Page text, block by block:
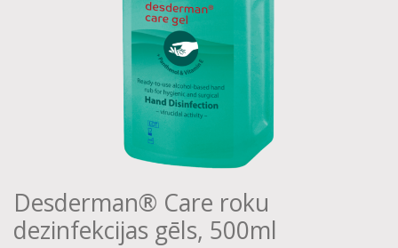
Desderman® Care roku
dezinfekcijas gēls, 500ml